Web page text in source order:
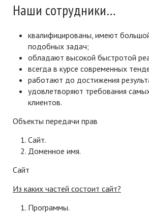
Наши сотрудники…
квалифицированы, имеют
подобных задач;
обладают высокой быстротой
всегда в курсе современных
работают до достижения
удовлетворяют требования
клиентов.
Объекты передачи прав
Сайт.
Доменное имя.
Сайт
Из каких частей состоит сайт?
Программы.